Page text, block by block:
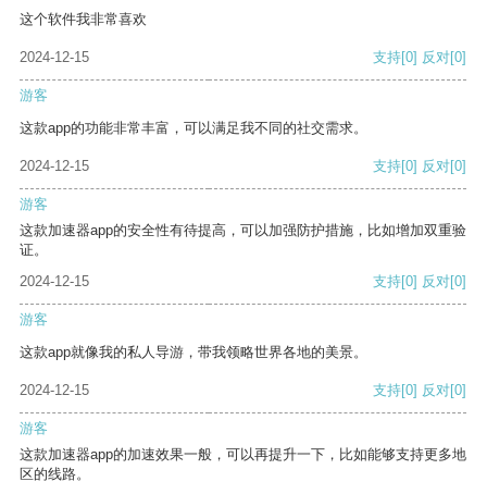
这个软件我非常喜欢
2024-12-15 支持[0] 反对[0]
游客
这款app的功能非常丰富，可以满足我不同的社交需求。
2024-12-15 支持[0] 反对[0]
游客
这款加速器app的安全性有待提高，可以加强防护措施，比如增加双重验
证。
2024-12-15
支持[0] 反对[0]
游客
这款app就像我的私人导游，带我领略世界各地的美景。
2024-12-15 支持[0] 反对[0]
游客
这款加速器app的加速效果一般，可以再提升一下，比如能够支持更多地
区的线路。